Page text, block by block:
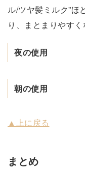
ル/ツヤ髪ミルク”ほ
り、まとまりやすく
夜の使用
朝の使用
▲上に戻る
まとめ